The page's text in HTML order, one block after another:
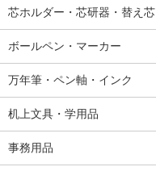
芯ホルダー・芯研器・替え芯
ボールペン・マーカー
万年筆・ペン軸・インク
机上文具・学用品
事務用品